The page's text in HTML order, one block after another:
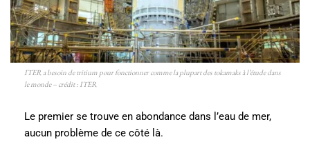
ITER a besoin de tritium pour fonctionner comme la plupart des tokamaks à l’étude dans
le monde – crédit : ITER
Le premier se trouve en abondance dans l’eau de mer,
aucun problème de ce côté là.